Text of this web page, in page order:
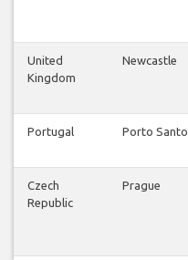
United
Kingdom
Newcastle
Portugal Porto Santo
Czech
Republic
Prague